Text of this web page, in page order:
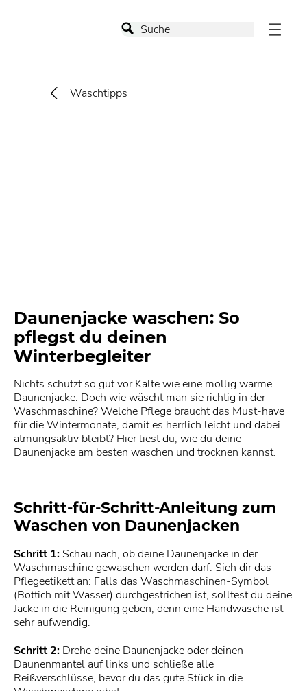
Waschtipps
Daunenjacke waschen: So
pflegst du deinen
Winterbegleiter
Nichts schützt so gut vor Kälte wie eine mollig warme
Daunenjacke. Doch wie wäscht man sie richtig in der
Waschmaschine? Welche Pflege braucht das Must-have
für die Wintermonate, damit es herrlich leicht und dabei
atmungsaktiv bleibt? Hier liest du, wie du deine
Daunenjacke am besten waschen und trocknen kannst.
Schritt-für-Schritt-Anleitung zum
Waschen von Daunenjacken
Schritt 1: Schau nach, ob deine Daunenjacke in der
Waschmaschine gewaschen werden darf. Sieh dir das
Pflegeetikett an: Falls das Waschmaschinen-Symbol
(Bottich mit Wasser) durchgestrichen ist, solltest du deine
Jacke in die Reinigung geben, denn eine Handwäsche ist
sehr aufwendig.
Schritt 2: Drehe deine Daunenjacke oder deinen
Daunenmantel auf links und schließe alle
Reißverschlüsse, bevor du das gute Stück in die